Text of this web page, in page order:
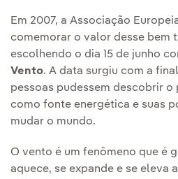
Em 2007, a Associação
comemorar o valor desse bem
escolhendo o dia 15 de junho
Vento. A data surgiu com a
pessoas pudessem descobrir
como fonte energética e suas
mudar o mundo.
O vento é um fenômeno que é
aquece, se expande e se eleva